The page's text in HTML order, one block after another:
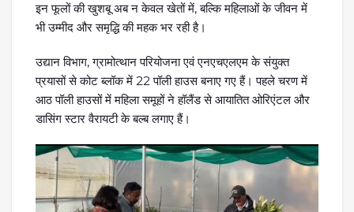
इन फूलों की खुशबू अब न केवल खेतों में, बल्कि महिलाओं के जीवन में
भी उम्मीद और समृद्धि की महक भर रही है।
उद्यान विभाग, ग्रामोत्थान परियोजना एवं एनएचएलएम के संयुक्त
प्रयासों से कोट ब्लॉक में 22 पॉली हाउस बनाए गए हैं। पहले चरण में
आठ पॉली हाउसों में महिला समूहों ने हॉलैंड से आयातित ओरिएंटल और
डासिंग स्टार वैरायटी के बल्ब लगाए हैं।